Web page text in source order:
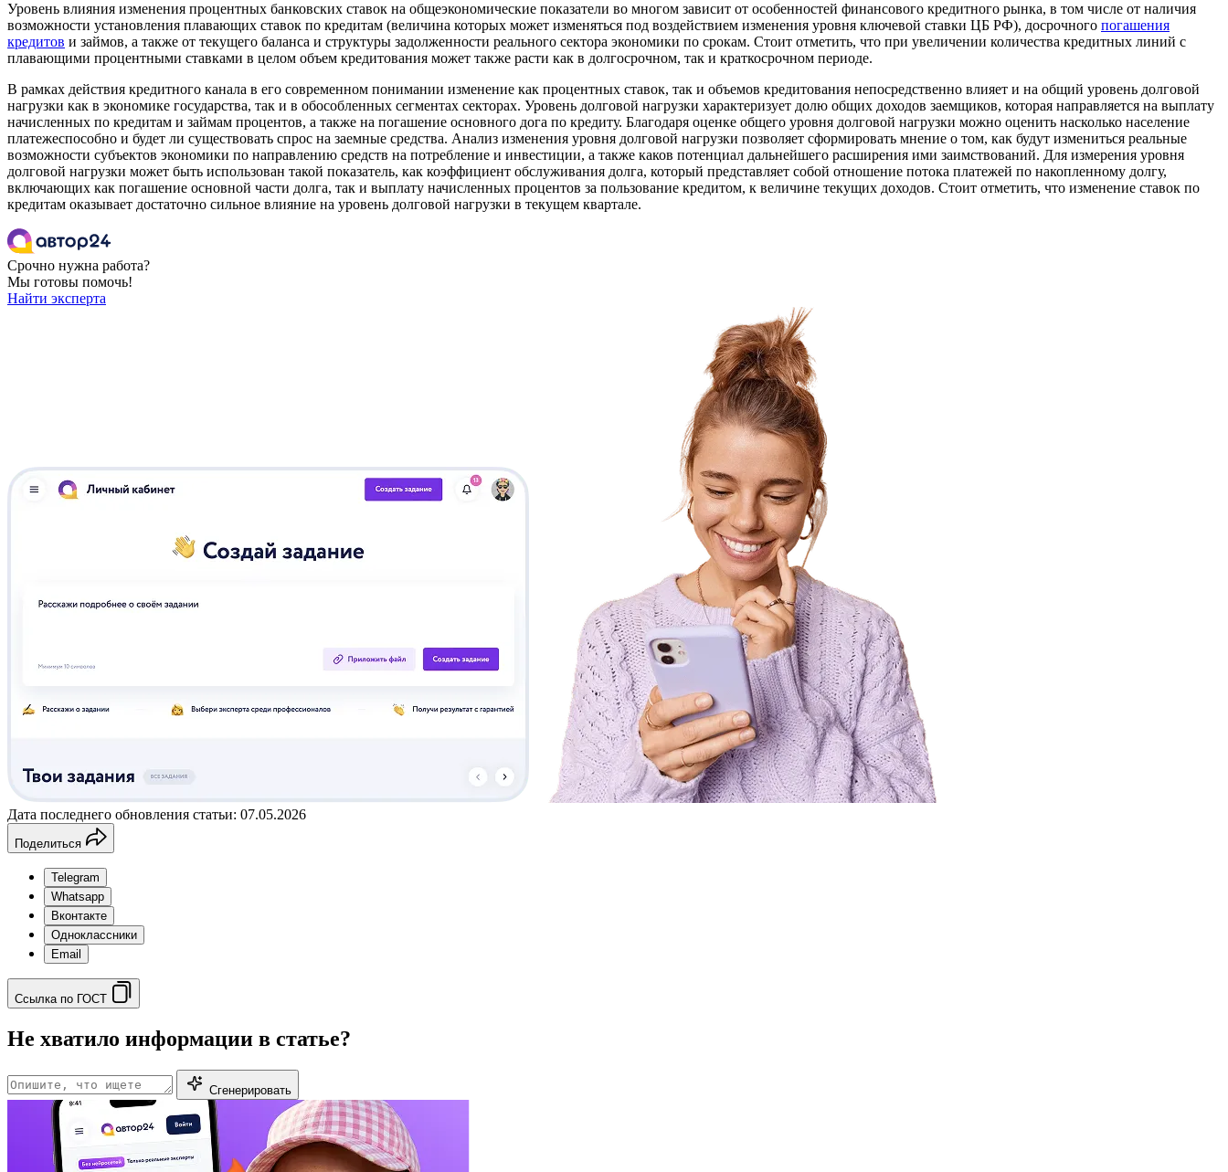
Уровень влияния изменения процентных банковских ставок на общеэкономические показатели во многом зависит от особенностей финансового кредитного рынка, в том числе от наличия
возможности установления плавающих ставок по кредитам (величина которых может изменяться под воздействием изменения уровня ключевой ставки ЦБ РФ), досрочного погашения
кредитов и займов, а также от текущего баланса и структуры задолженности реального сектора экономики по срокам. Стоит отметить, что при увеличении количества кредитных линий с
плавающими процентными ставками в целом объем кредитования может также расти как в долгосрочном, так и краткосрочном периоде.
В рамках действия кредитного канала в его современном понимании изменение как процентных ставок, так и объемов кредитования непосредственно влияет и на общий уровень долговой
нагрузки как в экономике государства, так и в обособленных сегментах секторах. Уровень долговой нагрузки характеризует долю общих доходов заемщиков, которая направляется на выплату
начисленных по кредитам и займам процентов, а также на погашение основного дога по кредиту. Благодаря оценке общего уровня долговой нагрузки можно оценить насколько население
платежеспособно и будет ли существовать спрос на заемные средства. Анализ изменения уровня долговой нагрузки позволяет сформировать мнение о том, как будут измениться реальные
возможности субъектов экономики по направлению средств на потребление и инвестиции, а также каков потенциал дальнейшего расширения ими заимствований. Для измерения уровня
долговой нагрузки может быть использован такой показатель, как коэффициент обслуживания долга, который представляет собой отношение потока платежей по накопленному долгу,
включающих как погашение основной части долга, так и выплату начисленных процентов за пользование кредитом, к величине текущих доходов. Стоит отметить, что изменение ставок по
кредитам оказывает достаточно сильное влияние на уровень долговой нагрузки в текущем квартале.
Срочно нужна работа?
Мы готовы помочь!
Найти эксперта
Дата последнего обновления статьи: 07.05.2026
Поделиться
Telegram
Whatsapp
Вконтакте
Одноклассники
Email
Ссылка по ГОСТ
Не хватило информации в статье?
Сгенерировать